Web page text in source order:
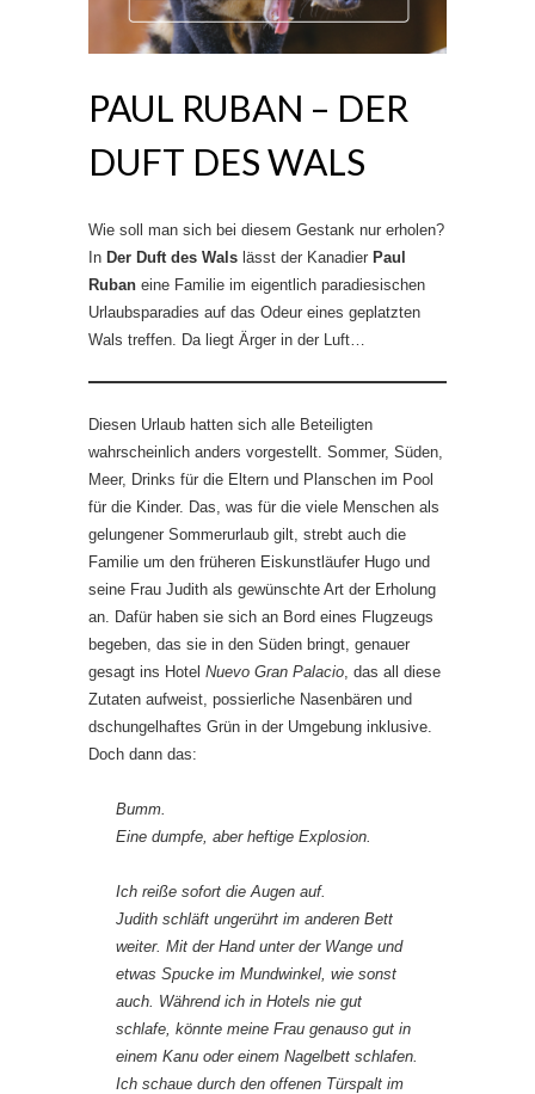
PAUL RUBAN – DER
DUFT DES WALS
Wie soll man sich bei diesem Gestank nur erholen?
In Der Duft des Wals lässt der Kanadier Paul
Ruban eine Familie im eigentlich paradiesischen
Urlaubsparadies auf das Odeur eines geplatzten
Wals treffen. Da liegt Ärger in der Luft…
Diesen Urlaub hatten sich alle Beteiligten
wahrscheinlich anders vorgestellt. Sommer, Süden,
Meer, Drinks für die Eltern und Planschen im Pool
für die Kinder. Das, was für die viele Menschen als
gelungener Sommerurlaub gilt, strebt auch die
Familie um den früheren Eiskunstläufer Hugo und
seine Frau Judith als gewünschte Art der Erholung
an. Dafür haben sie sich an Bord eines Flugzeugs
begeben, das sie in den Süden bringt, genauer
gesagt ins Hotel Nuevo Gran Palacio , das all diese
Zutaten aufweist, possierliche Nasenbären und
dschungelhaftes Grün in der Umgebung inklusive.
Doch dann das:
Bumm.
Eine dumpfe, aber heftige Explosion.
Ich reiße sofort die Augen auf.
Judith schläft ungerührt im anderen Bett
weiter. Mit der Hand unter der Wange und
etwas Spucke im Mundwinkel, wie sonst
auch. Während ich in Hotels nie gut
schlafe, könnte meine Frau genauso gut in
einem Kanu oder einem Nagelbett schlafen.
Ich schaue durch den offenen Türspalt im